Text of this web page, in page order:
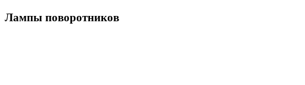
Лампы поворотников